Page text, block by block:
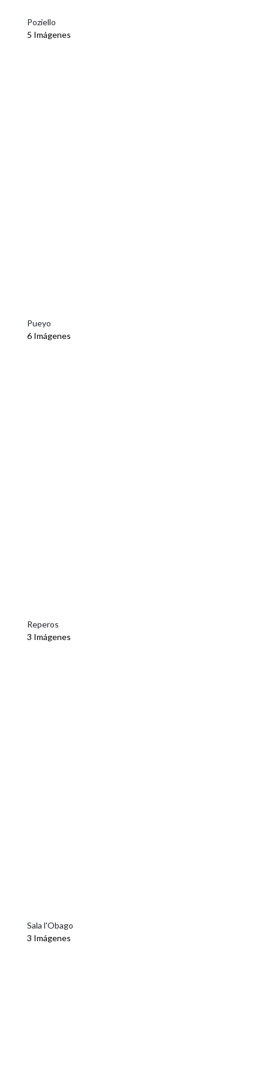
Poziello
5 Imágenes
Pueyo
6 Imágenes
Reperos
3 Imágenes
Sala l'Obago
3 Imágenes